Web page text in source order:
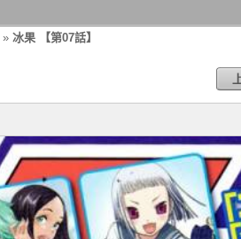
» 冰果 【第07話】